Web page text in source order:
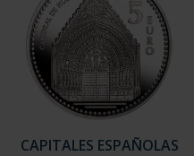
CAPITALES ESPAÑOLAS